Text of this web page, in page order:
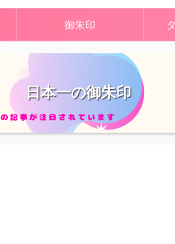
御朱印
日本一の御朱印